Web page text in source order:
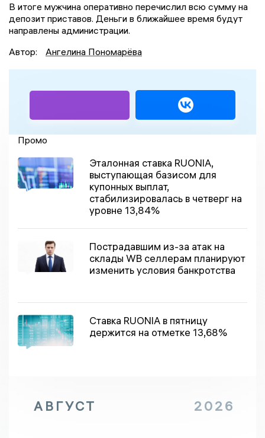
В итоге мужчина оперативно перечислил всю сумму на
депозит приставов. Деньги в ближайшее время будут
направлены администрации.
Автор:
Ангелина Пономарёва
Промо
Эталонная ставка RUONIA,
выступающая базисом для
купонных выплат,
стабилизировалась в четверг на
уровне 13,84%
Пострадавшим из-за атак на
склады WВ селлерам планируют
изменить условия банкротства
Ставка RUONIA в пятницу
держится на отметке 13,68%
АВГУСТ 2026